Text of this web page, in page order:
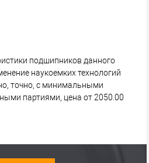
подшипников данного
наукоемких технологий
точно, с минимальными
партиями, цена от 2050.00